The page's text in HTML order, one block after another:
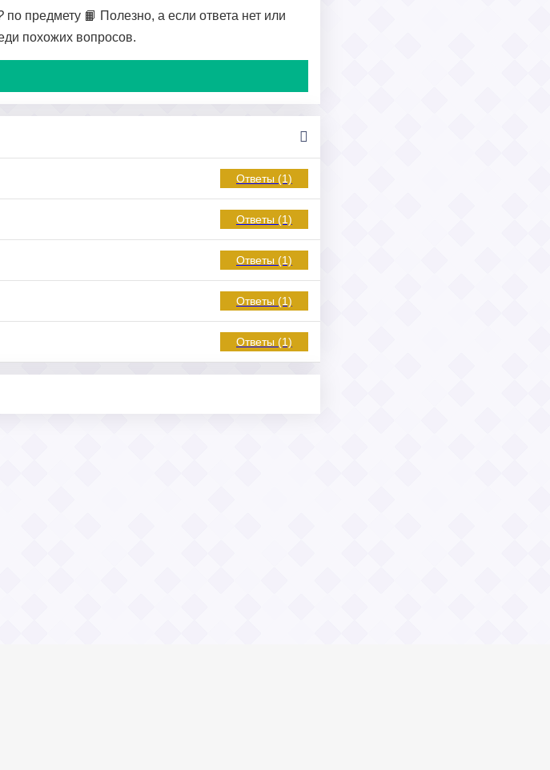
по предмету 📙 Полезно, а если ответа нет или
похожих вопросов.
Ответы (1)
Ответы (1)
Ответы (1)
Ответы (1)
Ответы (1)